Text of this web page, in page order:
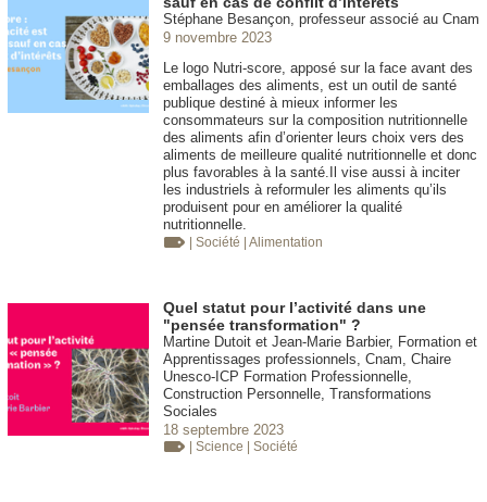
Stéphane Besançon, professeur associé au Cnam
9 novembre 2023
Le logo Nutri-score, apposé sur la face avant des
emballages des aliments, est un outil de santé
publique destiné à mieux informer les
consommateurs sur la composition nutritionnelle
des aliments afin d’orienter leurs choix vers des
aliments de meilleure qualité nutritionnelle et donc
plus favorables à la santé.Il vise aussi à inciter
les industriels à reformuler les aliments qu’ils
produisent pour en améliorer la qualité
nutritionnelle.
| Société | Alimentation
Quel statut pour l’activité dans une
"pensée transformation" ?
Martine Dutoit et Jean-Marie Barbier, Formation et
Apprentissages professionnels, Cnam, Chaire
Unesco-ICP Formation Professionnelle,
Construction Personnelle, Transformations
Sociales
18 septembre 2023
| Science | Société